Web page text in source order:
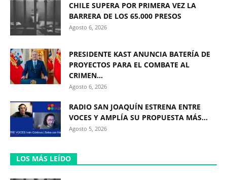
CHILE SUPERA POR PRIMERA VEZ LA
BARRERA DE LOS 65.000 PRESOS
Agosto 6, 2026
PRESIDENTE KAST ANUNCIA BATERÍA DE
PROYECTOS PARA EL COMBATE AL
CRIMEN...
Agosto 6, 2026
RADIO SAN JOAQUÍN ESTRENA ENTRE
VOCES Y AMPLÍA SU PROPUESTA MÁS...
Agosto 5, 2026
LOS MÁS LEÍDO